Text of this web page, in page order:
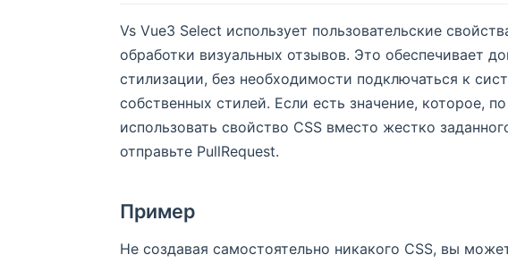
Vs Vue3 Select использует пользовательские
обработки визуальных отзывов. Это обеспечивает
стилизации, без необходимости подключаться к
собственных стилей. Если есть значение, которое,
использовать свойство CSS вместо жестко
отправьте PullRequest.
Пример
Не создавая самостоятельно никакого CSS, вы